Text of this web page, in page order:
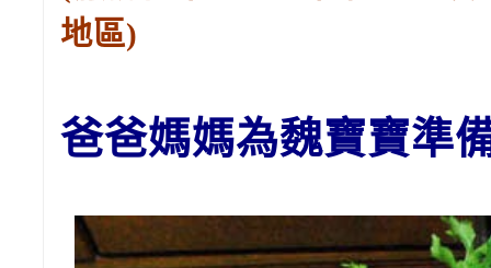
地區)
爸爸媽媽為魏寶寶準